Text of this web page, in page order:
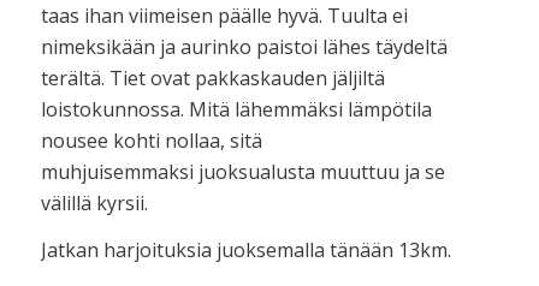
taas ihan viimeisen päälle hyvä. Tuulta ei
nimeksikään ja aurinko paistoi lähes täydeltä
terältä. Tiet ovat pakkaskauden jäljiltä
loistokunnossa. Mitä lähemmäksi lämpötila
nousee kohti nollaa, sitä
muhjuisemmaksi juoksualusta muuttuu ja se
välillä kyrsii.
Jatkan harjoituksia juoksemalla tänään 13km.